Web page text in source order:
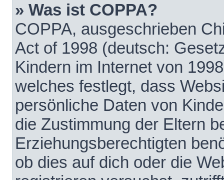
» Was ist COPPA?
COPPA, ausgeschrieben
Act of 1998 (deutsch:
Kindern im Internet von
welches festlegt, dass
persönliche Daten von
die Zustimmung der Eltern
Erziehungsberechtigten
ob dies auf dich oder die